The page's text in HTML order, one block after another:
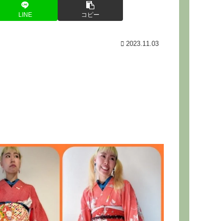
LINE コピー
2023.11.03